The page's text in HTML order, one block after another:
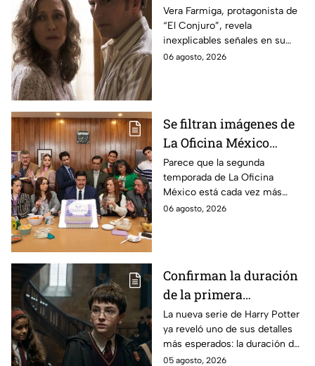
revela INQUIETANTES
señales en su cuerpo
durante la grabación de
la película
Vera Farmiga, protagonista de
“El Conjuro”, revela
inexplicables señales en su
cuerpo durante el rodaje de la
06 agosto, 2026
Se filtran imágenes de
La Oficina México
temporada 2 y un
detalle desata teorías
entre los fans
Parece que la segunda
temporada de La Oficina
México está cada vez más
cerca, pues el elenco ya se
06 agosto, 2026
Confirman la duración
de la primera
temporada de Harry
Potter y emocionará a
los fans de los libros
La nueva serie de Harry Potter
ya reveló uno de sus detalles
más esperados: la duración de
la primera temporada basada
05 agosto, 2026